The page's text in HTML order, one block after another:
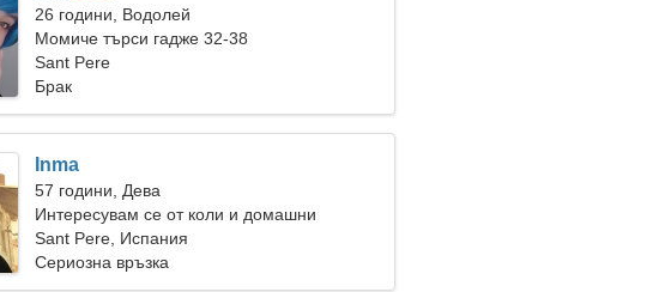
26 години, Водолей
Момиче търси гадже 32-38
Sant Pere
Брак
Inma
57 години, Дева
Интересувам се от коли и домашни
любимци
Sant Pere, Испания
Сериозна връзка